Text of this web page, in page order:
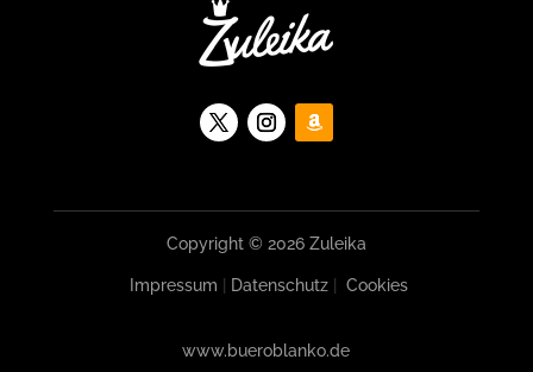
Copyright © 2026 Zuleika
Impressum | Datenschutz| Cookies
www.bueroblanko.de